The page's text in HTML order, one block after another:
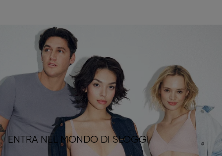
ENTRA NEL MONDO DI SLOGGI